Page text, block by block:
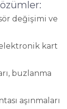
değişimi ve
kart
buzlanma
aşınmaları